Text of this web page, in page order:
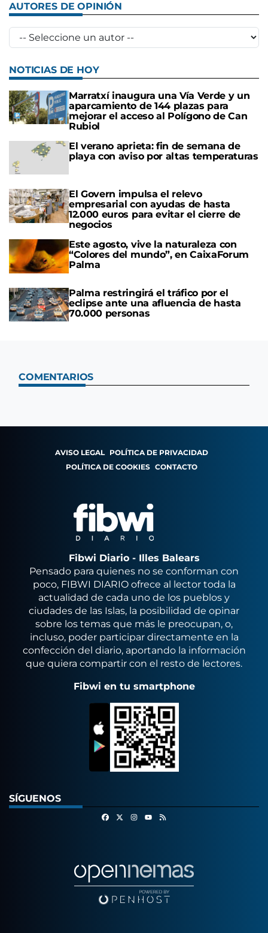
AUTORES DE OPINIÓN
NOTICIAS DE HOY
Marratxí inaugura una Vía Verde y un
aparcamiento de 144 plazas para
mejorar el acceso al Polígono de Can
Rubiol
El verano aprieta: fin de semana de
playa con aviso por altas temperaturas
El Govern impulsa el relevo
empresarial con ayudas de hasta
12.000 euros para evitar el cierre de
negocios
Este agosto, vive la naturaleza con
“Colores del mundo”, en CaixaForum
Palma
Palma restringirá el tráfico por el
eclipse ante una afluencia de hasta
70.000 personas
COMENTARIOS
AVISO LEGAL POLÍTICA DE PRIVACIDAD
POLÍTICA DE COOKIES CONTACTO
Fibwi Diario - Illes Balears
Pensado para quienes no se conforman con
poco, FIBWI DIARIO ofrece al lector toda la
actualidad de cada uno de los pueblos y
ciudades de las Islas, la posibilidad de opinar
sobre los temas que más le preocupan, o,
incluso, poder participar directamente en la
confección del diario, aportando la información
que quiera compartir con el resto de lectores.
Fibwi en tu smartphone
SÍGUENOS
FacebookInstagram